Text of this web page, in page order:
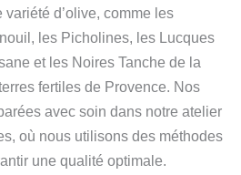
d’olive, comme les
les Picholines, les Lucques
et les Noires Tanche de la
fertiles de Provence. Nos
avec soin dans notre atelier
où nous utilisons des méthodes
une qualité optimale.